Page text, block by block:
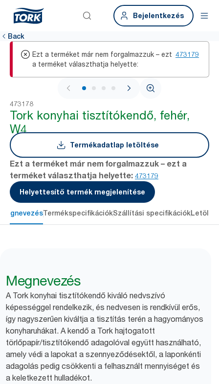
Bejelentkezés
Back
Ezt a terméket már nem forgalmazzuk – ezt
a terméket választhatja helyette:
473179
1 / 4
473178
Tork konyhai tisztítókendő, fehér,
W4
Termékadatlap letöltése
Ezt a terméket már nem forgalmazzuk – ezt a
terméket választhatja helyette: 473179
Helyettesítő termék megjelenítése
TermékspecifikációkSzállítási specifikációk
Megnevezés
A Tork konyhai tisztítókendő kiváló nedvszívó
képességgel rendelkezik, és nedvesen is rendkívül erős,
így nagyszerűen kiváltja a tisztítás terén a hagyományos
konyharuhákat. A kendő a Tork hajtogatott
törlőpapír/tisztítókendő adagolóval együtt használható,
amely védi a lapokat a szennyeződésektől, a laponkénti
adagolás pedig csökkenti a felhasznált mennyiséget és
a keletkezett hulladékot.